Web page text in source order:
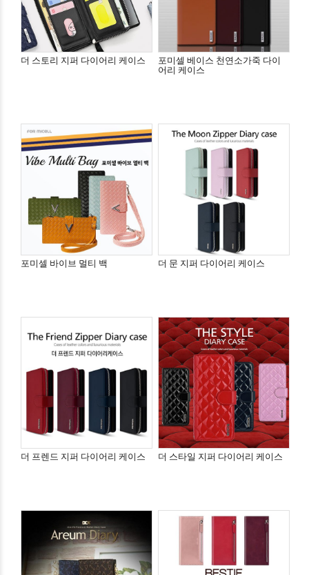
더 스토리 지퍼 다이어리 케이스
포미셀 베이스 천연소가죽 다이
어리 케이스
포미셀 바이브 멀티 백 더 문 지퍼 다이어리 케이스
더 프렌드 지퍼 다이어리 케이스 더 스타일 지퍼 다이어리 케이스